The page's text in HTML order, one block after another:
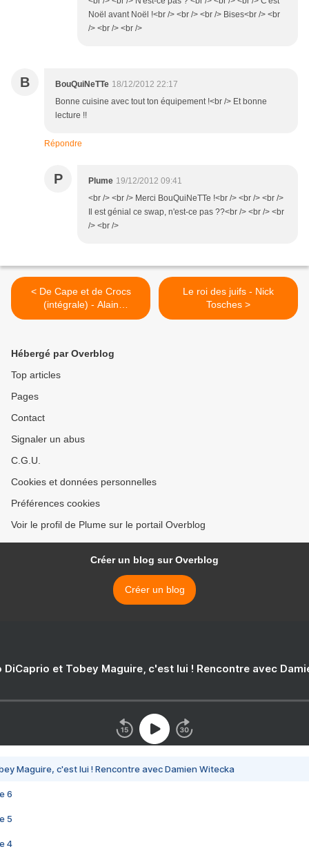
Noël avant Noël !<br /> <br /> <br /> Bises<br /> <br
/> <br /> <br />
B BouQuiNeTTe 18/12/2012 22:17
Bonne cuisine avec tout ton équipement !<br /> Et bonne
lecture !!
Répondre
P Plume 19/12/2012 09:41
<br /> <br /> Merci BouQuiNeTTe !<br /> <br /> <br />
Il est génial ce swap, n'est-ce pas ??<br /> <br /> <br
/> <br />
< De Cape et de Crocs
(intégrale) - Alain
Ayrolles/Jean-Luc Masbou
Le roi des juifs - Nick
Tosches >
Hébergé par Overblog
Top articles
Pages
Contact
Signaler un abus
C.G.U.
Cookies et données personnelles
Préférences cookies
Voir le profil de Plume sur le portail Overblog
Créer un blog sur Overblog
Créer un blog
DiCaprio et Tobey Maguire, c'est lui ! Rencontre avec
Maguire, c'est lui ! Rencontre avec Damien Witecka
6
5
4